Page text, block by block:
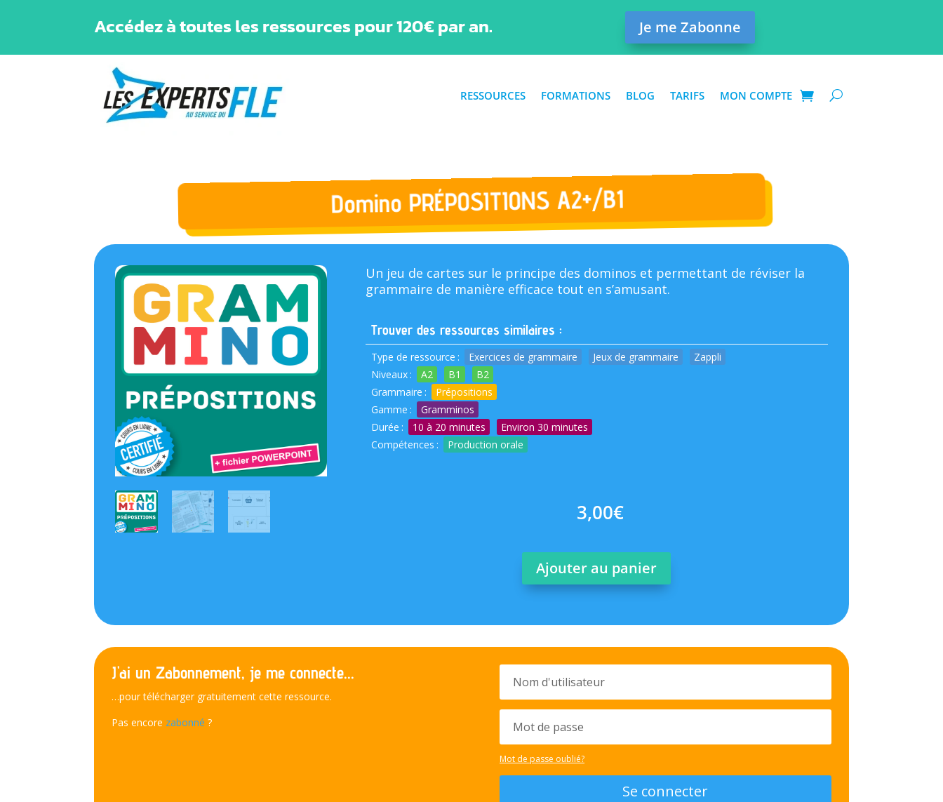
Accédez à toutes les ressources pour 120€ par an. Je me Zabonne
RESSOURCES FORMATIONS BLOG TARIFS MON COMPTE
Domino PRÉPOSITIONS A2+/B1
Un jeu de cartes sur le principe des dominos et permettant de réviser la
grammaire de manière efficace tout en s’amusant.
Trouver des ressources similaires :
Type de ressource : Exercices de grammaire Jeux de grammaire
Zappli
Niveaux : A2 B1
B2
Grammaire :
Prépositions
Gamme :
Gramminos
Durée : 10 à 20 minutes
Environ 30 minutes
Compétences : Production orale
3,00€
Ajouter au panier
J'ai un Zabonnement, je me connecte...
…pour télécharger gratuitement cette ressource.
Pas encore zabonné ?
Mot de passe oublié?
Se connecter